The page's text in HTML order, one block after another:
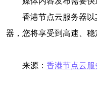
香港节点云服务器
器，您将享受到高速、稳
来源： 香港节点云